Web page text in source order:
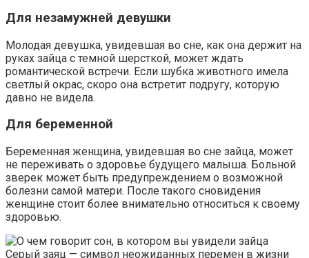
Для незамужней девушки
Молодая девушка, увидевшая во сне, как она держит на
руках зайца с темной шерсткой, может ждать
романтической встречи. Если шубка животного имела
светлый окрас, скоро она встретит подругу, которую
давно не видела.
Для беременной
Беременная женщина, увидевшая во сне зайца, может
не переживать о здоровье будущего малыша. Больной
зверек может быть предупреждением о возможной
болезни самой матери. После такого сновидения
женщине стоит более внимательно относиться к своему
здоровью.
Серый заяц — символ неожиданных перемен в жизни